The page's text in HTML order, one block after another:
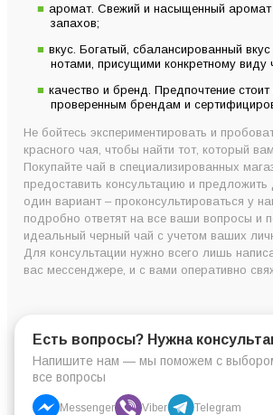
аромат. Свежий и насыщенный аромат
запахов;
вкус. Богатый, сбалансированный
нотами, присущими конкретному виду
качество и бренд. Предпочтение стоит
проверенным брендам и
Не бойтесь экспериментировать и
красного чая, чтобы найти тот, который
Покупайте чай в специализированных
предоставить консультацию и
один вариант – проконсультироваться у
подробно ответят на все ваши вопросы и
идеальный черный чай с учетом ваших
Для консультации нужно всего лишь
вас мессенджере, и с вами оперативно
Есть вопросы? Нужна
Напишите нам — мы поможем с
все вопросы
Messenger Viber Telegram